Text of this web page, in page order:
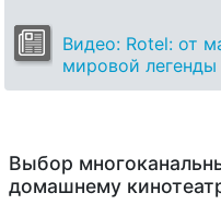
Видео: Rotel: от
мировой легенды
Выбор
домашнему